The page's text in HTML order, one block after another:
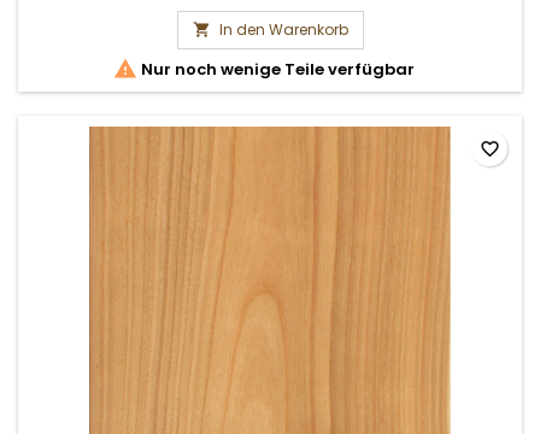
 In den Warenkorb
 Nur noch wenige Teile verfügbar
favorite_border